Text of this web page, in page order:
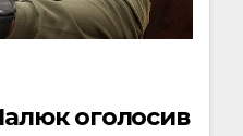
оголосив